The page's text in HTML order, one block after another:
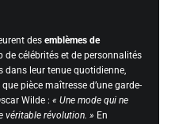
des emblèmes de
de célébrités et de personnalités
dans leur tenue quotidienne,
pièce maîtresse d’une garde-
Wilde : « Une mode qui ne
véritable révolution. » En